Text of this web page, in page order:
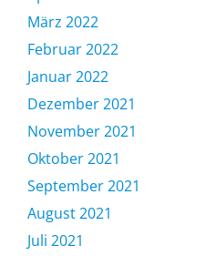
März 2022
Februar 2022
Januar 2022
Dezember 2021
November 2021
Oktober 2021
September 2021
August 2021
Juli 2021